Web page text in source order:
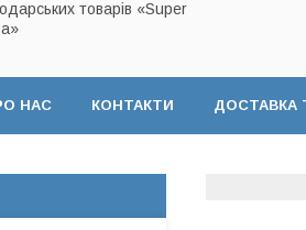
товарів «Super
НАС КОНТАКТИ ДОСТАВКА